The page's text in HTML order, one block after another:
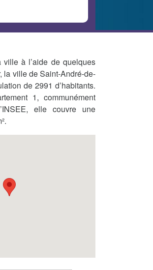
ville à l’aide de quelques
la ville de Saint-André-de-
de 2991 d’habitants.
1, communément
elle couvre une